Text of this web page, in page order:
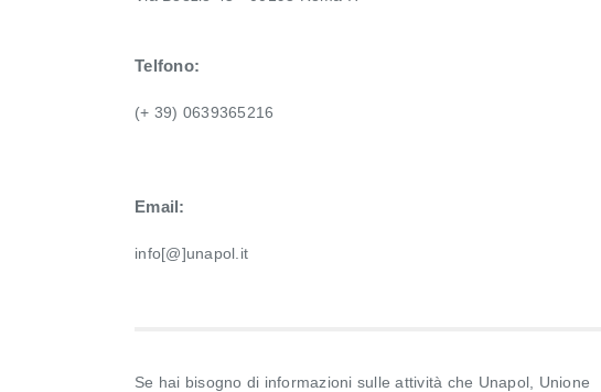
Telfono:
(+ 39) 0639365216
Email:
info[@]unapol.it
Se hai bisogno di informazioni sulle attività che Unapol, Unione